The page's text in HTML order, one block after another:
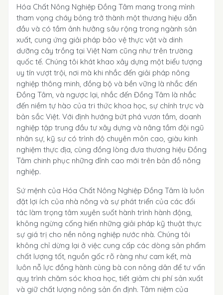
Hóa Chất Nông Nghiệp Đồng Tâm mang trong mình
tham vọng cháy bỏng trở thành một thương hiệu dẫn
đầu và có tầm ảnh hưởng sâu rộng trong ngành sản
xuất, cung ứng giải pháp bảo vệ thực vật và dinh
dưỡng cây trồng tại Việt Nam cũng như trên trường
quốc tế. Chúng tôi khát khao xây dựng một biểu tượng
uy tín vượt trội, nơi mà khi nhắc đến giải pháp nông
nghiệp thông minh, đồng bộ và bền vững là nhắc đến
Đồng Tâm, và ngược lại, nhắc đến Đồng Tâm là nhắc
đến niềm tự hào của tri thức khoa học, sự chính trực và
bản sắc Việt. Với định hướng bứt phá vươn tầm, doanh
nghiệp tập trung đầu tư xây dựng và nâng tầm đội ngũ
nhân sự, kỹ sư có trình độ chuyên môn cao, giàu kinh
nghiệm thực địa, cùng đồng lòng đưa thương hiệu Đồng
Tâm chinh phục những đỉnh cao mới trên bản đồ nông
nghiệp.
Sứ mệnh của Hóa Chất Nông Nghiệp Đồng Tâm là luôn
đặt lợi ích của nhà nông và sự phát triển của các đối
tác làm trọng tâm xuyên suốt hành trình hành động,
không ngừng cống hiến những giải pháp kỹ thuật thực
sự giá trị cho nền nông nghiệp nước nhà. Chúng tôi
không chỉ dừng lại ở việc cung cấp các dòng sản phẩm
chất lượng tốt, nguồn gốc rõ ràng như cam kết, mà
luôn nỗ lực đồng hành cùng bà con nông dân để tư vấn
quy trình chăm sóc khoa học, tiết giảm chi phí sản xuất
và giữ chất lượng nông sản ổn định. Tâm niệm của